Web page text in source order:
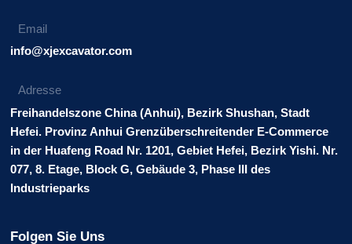
Email
info@xjexcavator.com
Adresse
Freihandelszone China (Anhui), Bezirk Shushan, Stadt
Hefei. Provinz Anhui Grenzüberschreitender E-Commerce
in der Huafeng Road Nr. 1201, Gebiet Hefei, Bezirk Yishi. Nr.
077, 8. Etage, Block G, Gebäude 3, Phase III des
Industrieparks
Folgen Sie Uns